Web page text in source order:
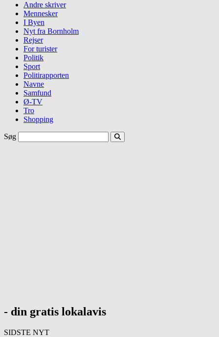
Andre skriver
Mennesker
I Byen
Nyt fra Bornholm
Rejser
For turister
Politik
Sport
Politirapporten
Navne
Samfund
Ø-TV
Tro
Shopping
Søg
- din gratis lokalavis
SIDSTE NYT